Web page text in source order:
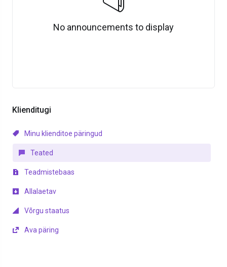
Klienditugi
Minu klienditoe päringud
Teated
Teadmistebaas
Allalaetav
Võrgu staatus
Ava päring
No announcements to display